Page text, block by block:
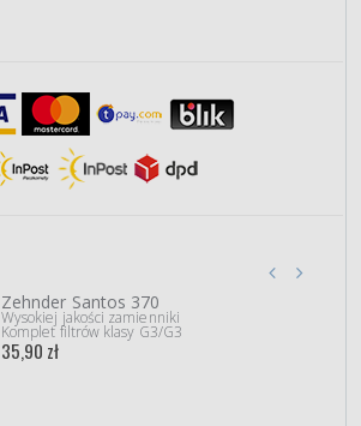
Zehnder Santos 370
Wysokiej jakości zamienniki
Komplet filtrów klasy G3/G3
35,90 zł